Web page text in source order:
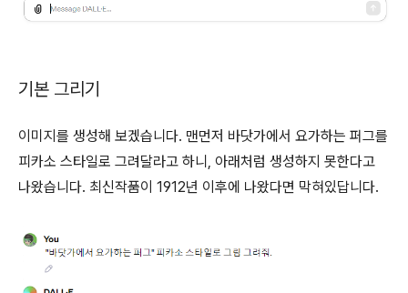
기본 그리기
이미지를 생성해 보겠습니다. 맨먼저 바닷가에서 요가하는 퍼그를
피카소 스타일로 그려달라고 하니, 아래처럼 생성하지 못한다고
나왔습니다. 최신작품이 1912년 이후에 나왔다면 막혀있답니다.